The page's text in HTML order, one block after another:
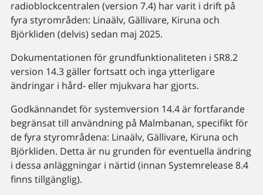
radioblockcentralen (version 7.4) har varit i drift på
fyra styrområden: Linaälv, Gällivare, Kiruna och
Björkliden (delvis) sedan maj 2025.
Dokumentationen för grundfunktionaliteten i SR8.2
version 14.3 gäller fortsatt och inga ytterligare
ändringar i hård- eller mjukvara har gjorts.
Godkännandet för systemversion 14.4 är fortfarande
begränsat till användning på Malmbanan, specifikt för
de fyra styrområdena: Linaälv, Gällivare, Kiruna och
Björkliden. Detta är nu grunden för eventuella ändring
i dessa anläggningar i närtid (innan Systemrelease 8.4
finns tillgänglig).